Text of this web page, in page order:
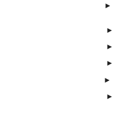
►
►
►
►
►
►